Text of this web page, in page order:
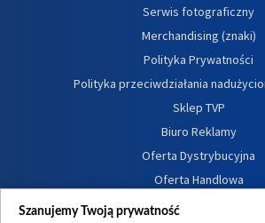
Serwis fotograficzny
Merchandising (znaki)
Polityka Prywatności
Polityka przeciwdziałania
Sklep TVP
Biuro Reklamy
Oferta Dystrybucyjna
Oferta Handlowa
Dostępność
Szanujemy Twoją prywatność